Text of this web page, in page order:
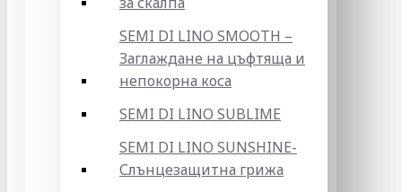
SEMI DI LINO SMOOTH –
Заглаждане на цъфтяща и
непокорна коса
SEMI DI LINO SUBLIME
SEMI DI LINO SUNSHINE-
Слънцезащитна грижа